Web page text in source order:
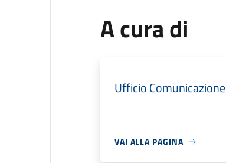
A cura di
Ufficio Comunicazione
VAI ALLA PAGINA